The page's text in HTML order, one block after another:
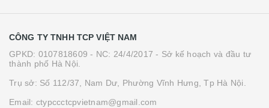
CÔNG TY TNHH TCP VIỆT NAM
GPKD: 0107818609 - NC: 24/4/2017 - Sở kế hoạch và đầu tư
thành phố Hà Nội.
Trụ sở: Số 112/37, Nam Dư, Phường Vĩnh Hưng, Tp Hà Nội.
Email: ctypccctcpvietnam@gmail.com